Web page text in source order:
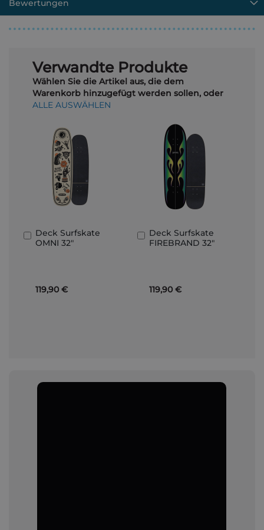
Bewertungen
Verwandte Produkte
Wählen Sie die Artikel aus, die dem
Warenkorb hinzugefügt werden sollen, oder
ALLE AUSWÄHLEN
Deck Surfskate
OMNI 32"
119,90 €
In
den
Deck Surfskate
FIREBRAND 32"
119,90 €
In
den